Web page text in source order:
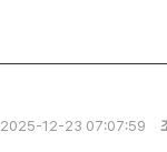
2025-12-23 07:07:59